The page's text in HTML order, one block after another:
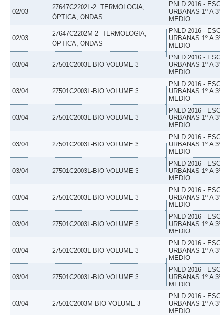
02/03
27647C2202L-2  TERMOLOGIA,
ÓPTICA, ONDAS
PNLD 2016 -
URBANAS 1º A
MEDIO
02/03
27647C2202M-2  TERMOLOGIA,
ÓPTICA, ONDAS
PNLD 2016 -
URBANAS 1º A
MEDIO
03/04 27501C2003L-BIO VOLUME 3
PNLD 2016 -
URBANAS 1º A
MEDIO
03/04 27501C2003L-BIO VOLUME 3
PNLD 2016 -
URBANAS 1º A
MEDIO
03/04 27501C2003L-BIO VOLUME 3
PNLD 2016 -
URBANAS 1º A
MEDIO
03/04 27501C2003L-BIO VOLUME 3
PNLD 2016 -
URBANAS 1º A
MEDIO
03/04 27501C2003L-BIO VOLUME 3
PNLD 2016 -
URBANAS 1º A
MEDIO
03/04 27501C2003L-BIO VOLUME 3
PNLD 2016 -
URBANAS 1º A
MEDIO
03/04 27501C2003L-BIO VOLUME 3
PNLD 2016 -
URBANAS 1º A
MEDIO
03/04 27501C2003L-BIO VOLUME 3
PNLD 2016 -
URBANAS 1º A
MEDIO
03/04 27501C2003L-BIO VOLUME 3
PNLD 2016 -
URBANAS 1º A
MEDIO
03/04 27501C2003M-BIO VOLUME 3
PNLD 2016 -
URBANAS 1º A
MEDIO